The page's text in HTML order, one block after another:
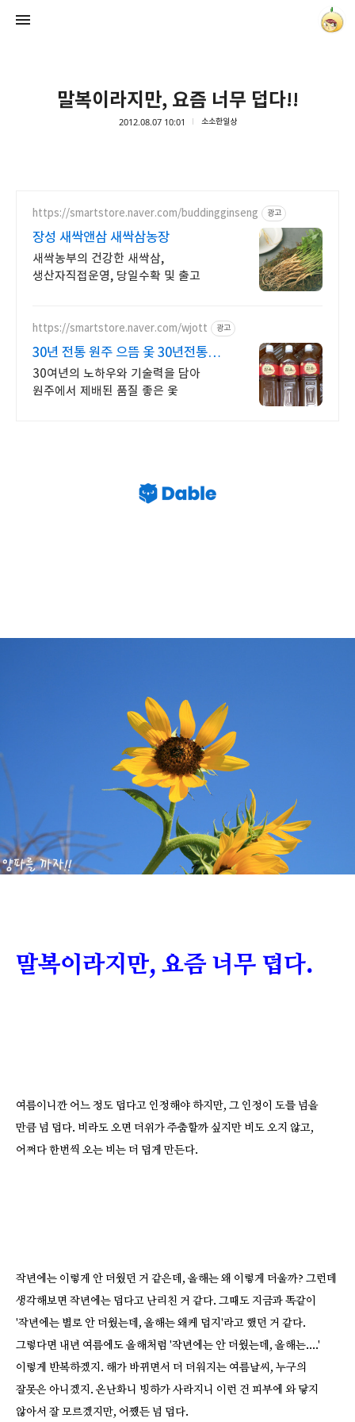
말복이라지만, 요즘 너무 덥다!!
2012.08.07 10:01 소소한일상
https://smartstore.naver.com/buddingginseng 광고
장성 새싹앤삼 새싹삼농장
새싹농부의 건강한 새싹삼,
생산자직접운영, 당일수확 및 출고
https://smartstore.naver.com/wjott 광고
30년 전통 원주 으뜸 옻 30년전통
원주으뜸옻
30여년의 노하우와 기술력을 담아
원주에서 제배된 품질 좋은 옻
말복이라지만, 요즘 너무 덥다.
여름이니깐 어느 정도 덥다고 인정해야 하지만, 그 인정이 도를 넘을
만큼 넘 덥다. 비라도 오면 더위가 주춤할까 싶지만 비도 오지 않고,
어쩌다 한번씩 오는 비는 더 덥게 만든다.
작년에는 이렇게 안 더웠던 거 같은데, 올해는 왜 이렇게 더울까? 그런데
생각해보면 작년에는 덥다고 난리친 거 같다. 그때도 지금과 똑같이
'작년에는 별로 안 더웠는데, 올해는 왜케 덥지'라고 했던 거 같다.
그렇다면 내년 여름에도 올해처럼 '작년에는 안 더웠는데, 올해는....'
이렇게 반복하겠지. 해가 바뀌면서 더 더워지는 여름날씨, 누구의
잘못은 아니겠지. 온난화니 빙하가 사라지니 이런 건 피부에 와 닿지
않아서 잘 모르겠지만, 어쨌든 넘 덥다.